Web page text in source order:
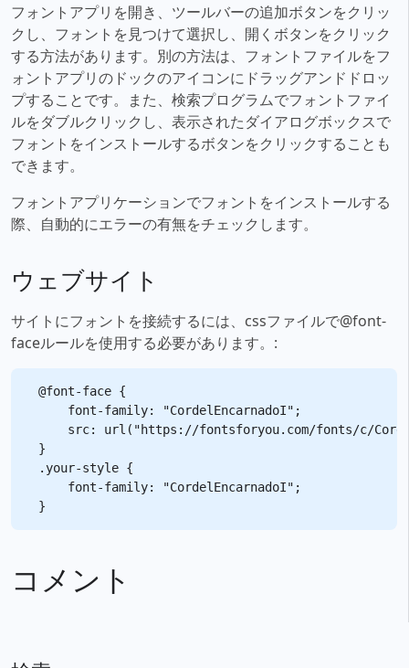
フォントアプリを開き、ツールバーの追加ボタンをクリッ
クし、フォントを見つけて選択し、開くボタンをクリック
する方法があります。別の方法は、フォントファイルをフ
ォントアプリのドックのアイコンにドラッグアンドドロッ
プすることです。また、検索プログラムでフォントファイ
ルをダブルクリックし、表示されたダイアログボックスで
フォントをインストールするボタンをクリックすることも
できます。
フォントアプリケーションでフォントをインストールする
際、自動的にエラーの有無をチェックします。
ウェブサイト
サイトにフォントを接続するには、cssファイルで@font-
faceルールを使用する必要があります。:
@font-face {
    font-family: "CordelEncarnadoI";
src: url("https://fontsforyou.com/fonts/c/
}
.your-style {
    font-family: "CordelEncarnadoI";
コメント